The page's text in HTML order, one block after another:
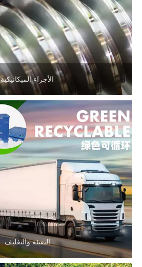
الأجزاء الميكانيكية
التعبئة والتغليف